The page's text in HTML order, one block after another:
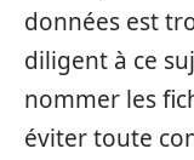
données est
diligent à ce
nommer les
éviter toute